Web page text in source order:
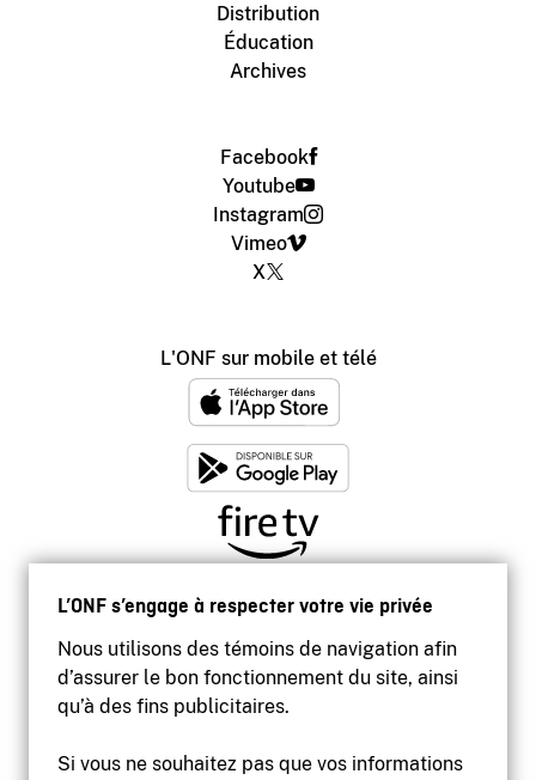
L’ONF s’engage à respecter votre vie privée
Nous utilisons des témoins de navigation afin
d’assurer le bon fonctionnement du site, ainsi
qu’à des fins publicitaires.
Si vous ne souhaitez pas que vos informations
Distribution
Éducation
Archives
Facebook
Youtube
Instagram
Vimeo
X
L'ONF sur mobile et télé